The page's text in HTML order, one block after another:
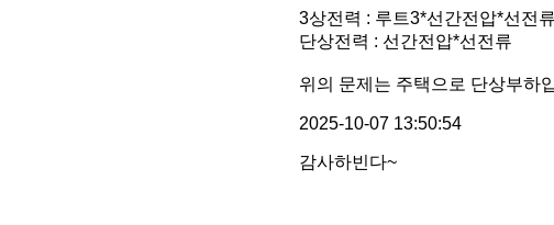
3상전력 : 루트3*선간전압*선전류
단상전력 : 선간전압*선전류
위의 문제는 주택으로 단상부하
2025-10-07 13:50:54
감사하빈다~